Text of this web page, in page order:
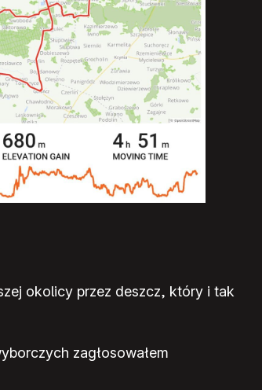
okolicy przez deszcz, który i tak
zagłosowałem